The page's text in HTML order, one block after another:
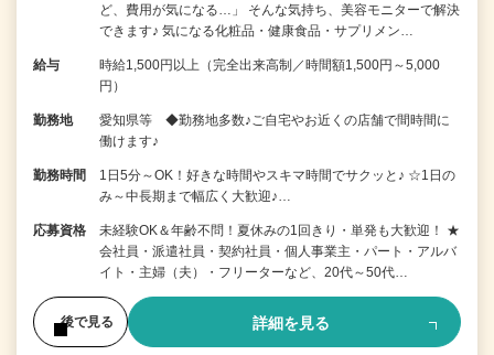
ど、費用が気になる…」 そんな気持ち、美容モニターで解決
できます♪ 気になる化粧品・健康食品・サプリメン…
給与
時給1,500円以上（完全出来高制／時間額1,500円～5,000
円）
勤務地
愛知県等 ◆勤務地多数♪ご自宅やお近くの店舗で間時間に
働けます♪
勤務時間
1日5分～OK！好きな時間やスキマ時間でサクッと♪ ☆1日の
み～中長期まで幅広く大歓迎♪…
応募資格
未経験OK＆年齢不問！夏休みの1回きり・単発も大歓迎！ ★
会社員・派遣社員・契約社員・個人事業主・パート・アルバ
イト・主婦（夫）・フリーターなど、20代～50代…
後で見る 詳細を見る